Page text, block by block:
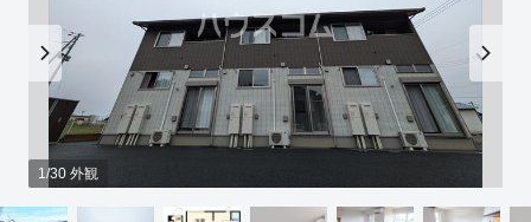
1/30 外観